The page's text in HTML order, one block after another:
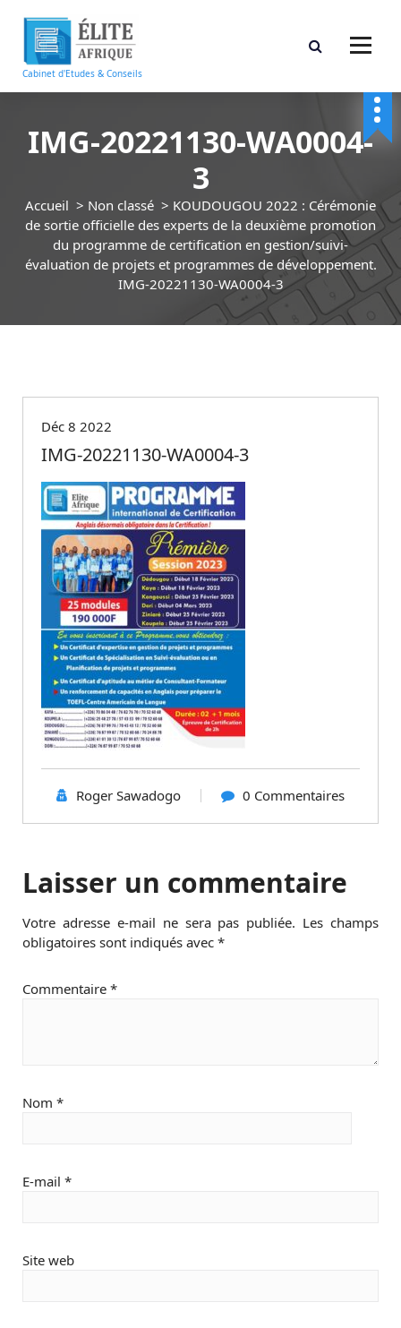
r
Cabinet d'Etudes & Conseils
IMG-20221130-WA0004-
3
Accueil > Non classé > KOUDOUGOU 2022 : Cérémonie
de sortie officielle des experts de la deuxième promotion
du programme de certification en gestion/suivi-
évaluation de projets et programmes de développement.
IMG-20221130-WA0004-3
Déc 8 2022
IMG-20221130-WA0004-3
Roger Sawadogo 0 Commentaires
Laisser un commentaire
Votre adresse e-mail ne sera pas publiée. Les champs
obligatoires sont indiqués avec *
Commentaire *
Nom *
E-mail *
Site web